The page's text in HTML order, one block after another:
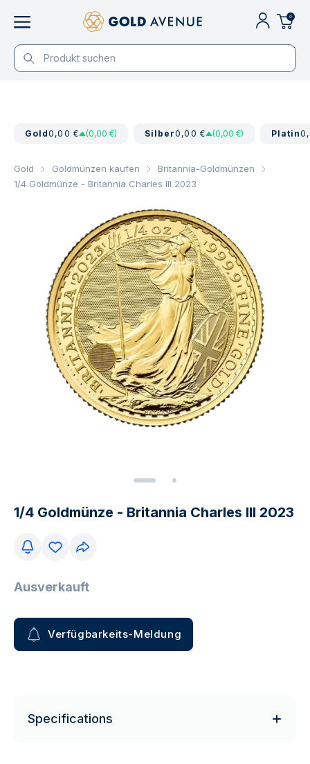
0
Gold0,00 € (0,00 €) Silber0,00 € (0,00 €) Platin
Gold Goldmünzen kaufen
Britannia-Goldmünzen
1/4 Goldmünze - Britannia Charles III 2023
1/4 Goldmünze - Britannia Charles III 2023
Ausverkauft
Verfügbarkeits-Meldung
Specifications